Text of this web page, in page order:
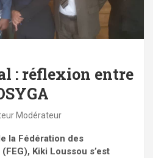
: réflexion entre
Modérateur
la Fédération des
Kiki Loussou s’est